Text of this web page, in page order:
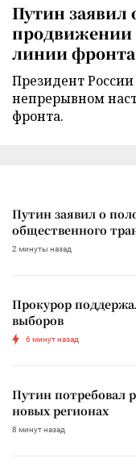
Путин заявил
продвижении
линии фронта
Президент
непрерывном
фронта.
Путин заявил о
общественного
2 минуты назад
Прокурор
выборов
6 минут назад
Путин потребовал
новых регионах
8 минут назад